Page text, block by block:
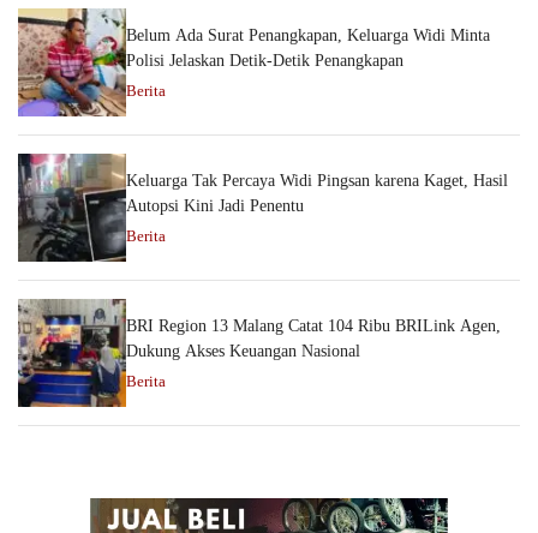
Belum Ada Surat Penangkapan, Keluarga Widi Minta
Polisi Jelaskan Detik-Detik Penangkapan
Berita
Keluarga Tak Percaya Widi Pingsan karena Kaget, Hasil
Autopsi Kini Jadi Penentu
Berita
BRI Region 13 Malang Catat 104 Ribu BRILink Agen,
Dukung Akses Keuangan Nasional
Berita